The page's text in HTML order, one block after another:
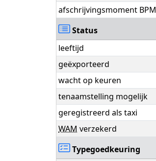
afschrijvingsmoment BPM
Status
leeftijd
geëxporteerd
wacht op keuren
tenaamstelling mogelijk
geregistreerd als taxi
WAM verzekerd
Typegoedkeuring